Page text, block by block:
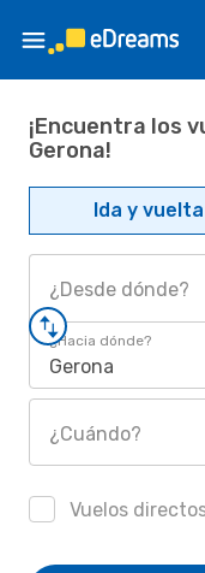
¡Encuentra los
Gerona!
Ida y vuelta
¿Desde dónde?
¿Hacia dónde?
Gerona
¿Cuándo?
Vuelos